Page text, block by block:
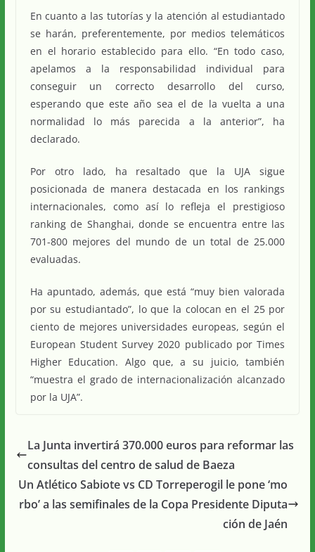
En cuanto a las tutorías y la atención al estudiantado
se harán, preferentemente, por medios telemáticos
en el horario establecido para ello. “En todo caso,
apelamos a la responsabilidad individual para
conseguir un correcto desarrollo del curso,
esperando que este año sea el de la vuelta a una
normalidad lo más parecida a la anterior”, ha
declarado.
Por otro lado, ha resaltado que la UJA sigue
posicionada de manera destacada en los rankings
internacionales, como así lo refleja el prestigioso
ranking de Shanghai, donde se encuentra entre las
701-800 mejores del mundo de un total de 25.000
evaluadas.
Ha apuntado, además, que está “muy bien valorada
por su estudiantado”, lo que la colocan en el 25 por
ciento de mejores universidades europeas, según el
European Student Survey 2020 publicado por Times
Higher Education. Algo que, a su juicio, también
“muestra el grado de internacionalización alcanzado
por la UJA”.
La Junta invertirá 370.000 euros para reformar las
consultas del centro de salud de Baeza
Un Atlético Sabiote vs CD Torreperogil le pone ‘mo
rbo’ a las semifinales de la Copa Presidente Diputa
ción de Jaén